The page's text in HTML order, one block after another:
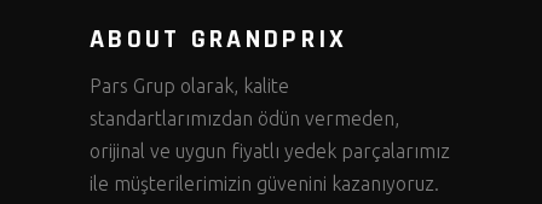
ABOUT GRANDPRIX
Pars Grup olarak, kalite
standartlarımızdan ödün vermeden,
orijinal ve uygun fiyatlı yedek parçalarımız
ile müşterilerimizin güvenini kazanıyoruz.